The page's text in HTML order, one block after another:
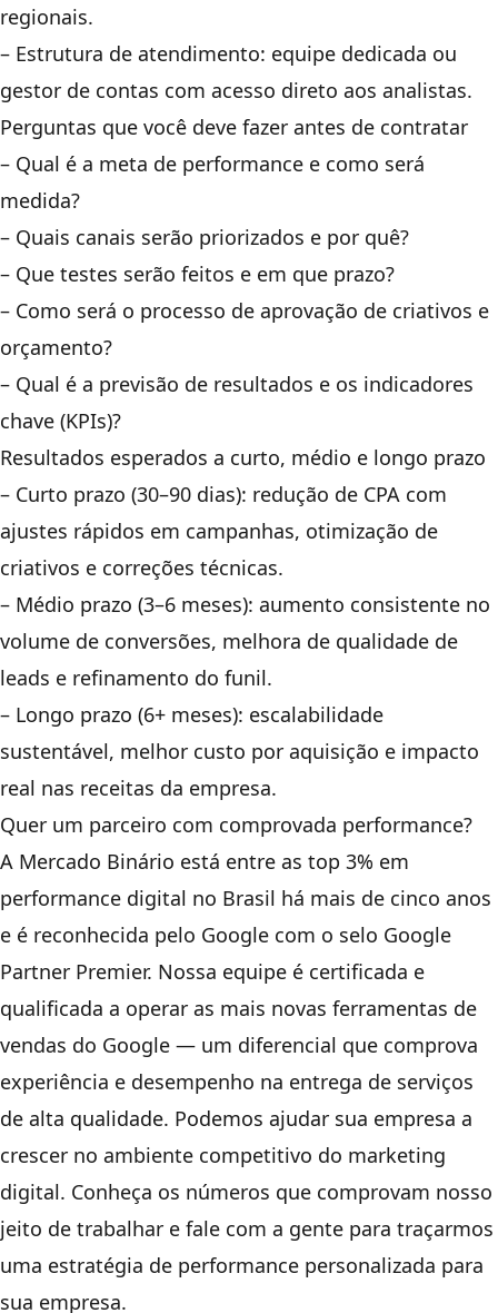
regionais.
– Estrutura de atendimento: equipe dedicada ou
gestor de contas com acesso direto aos analistas.
Perguntas que você deve fazer antes de contratar
– Qual é a meta de performance e como será
medida?
– Quais canais serão priorizados e por quê?
– Que testes serão feitos e em que prazo?
– Como será o processo de aprovação de criativos e
orçamento?
– Qual é a previsão de resultados e os indicadores
chave (KPIs)?
Resultados esperados a curto, médio e longo prazo
– Curto prazo (30–90 dias): redução de CPA com
ajustes rápidos em campanhas, otimização de
criativos e correções técnicas.
– Médio prazo (3–6 meses): aumento consistente no
volume de conversões, melhora de qualidade de
leads e refinamento do funil.
– Longo prazo (6+ meses): escalabilidade
sustentável, melhor custo por aquisição e impacto
real nas receitas da empresa.
Quer um parceiro com comprovada performance?
A Mercado Binário está entre as top 3% em
performance digital no Brasil há mais de cinco anos
e é reconhecida pelo Google com o selo Google
Partner Premier. Nossa equipe é certificada e
qualificada a operar as mais novas ferramentas de
vendas do Google — um diferencial que comprova
experiência e desempenho na entrega de serviços
de alta qualidade. Podemos ajudar sua empresa a
crescer no ambiente competitivo do marketing
digital. Conheça os números que comprovam nosso
jeito de trabalhar e fale com a gente para traçarmos
uma estratégia de performance personalizada para
sua empresa.